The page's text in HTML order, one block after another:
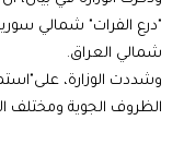
شمالي العراق.
وشددت الوزارة،
الظروف الجوية ومختلف